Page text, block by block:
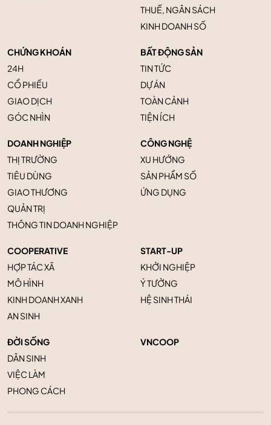
THUẾ, NGÂN SÁCH
KINH DOANH SỐ
CHỨNG KHOÁN
24H
CỔ PHIẾU
GIAO DỊCH
GÓC NHÌN
BẤT ĐỘNG SẢN
TIN TỨC
DỰ ÁN
TOÀN CẢNH
TIỆN ÍCH
DOANH NGHIỆP
THỊ TRƯỜNG
TIÊU DÙNG
GIAO THƯƠNG
QUẢN TRỊ
THÔNG TIN DOANH NGHIỆP
CÔNG NGHỆ
XU HƯỚNG
SẢN PHẨM SỐ
ỨNG DỤNG
COOPERATIVE
HỢP TÁC XÃ
MÔ HÌNH
KINH DOANH XANH
AN SINH
START-UP
KHỞI NGHIỆP
Ý TƯỞNG
HỆ SINH THÁI
ĐỜI SỐNG
DÂN SINH
VIỆC LÀM
PHONG CÁCH
VNCOOP